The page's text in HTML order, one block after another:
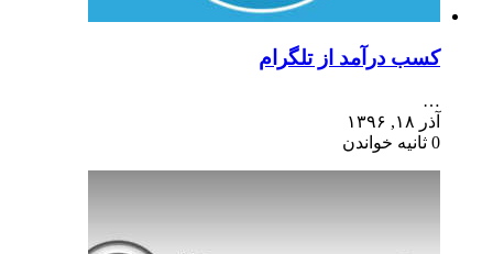
کسب درآمد از تلگرام
…
آذر ۱۸, ۱۳۹۶
0 ثانیه خواندن